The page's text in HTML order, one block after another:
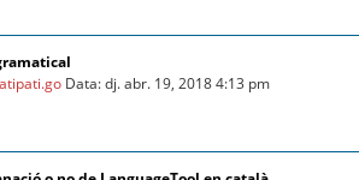
Data: dj. abr. 19, 2018 4:13 pm